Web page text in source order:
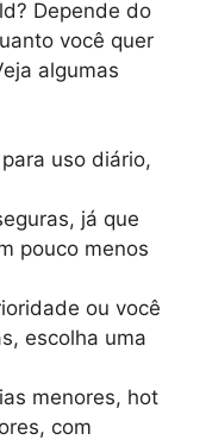
Depende do
você quer
algumas
uso diário,
já que
pouco menos
ou você
escolha uma
menores, hot
com